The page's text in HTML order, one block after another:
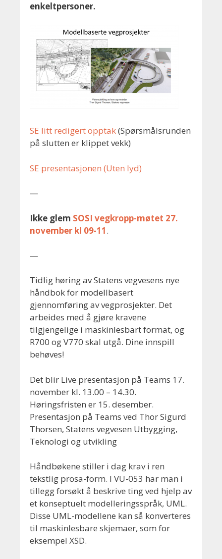
enkeltpersoner.
SE litt redigert opptak(Spørsmålsrunden
på slutten er klippet vekk)
SE presentasjonen (Uten lyd)
—
Ikke glem SOSI vegkropp-møtet 27.
november kl 09-11.
—
Tidlig høring av Statens vegvesens nye
håndbok for modellbasert
gjennomføring av vegprosjekter. Det
arbeides med å gjøre kravene
tilgjengelige i maskinlesbart format, og
R700 og V770 skal utgå. Dine innspill
behøves!
Det blir Live presentasjon på Teams 17.
november kl. 13.00 – 14.30.
Høringsfristen er 15. desember.
Presentasjon på Teams ved Thor Sigurd
Thorsen, Statens vegvesen Utbygging,
Teknologi og utvikling
Håndbøkene stiller i dag krav i ren
tekstlig prosa-form. I VU-053 har man i
tillegg forsøkt å beskrive ting ved hjelp av
et konseptuelt modelleringsspråk, UML.
Disse UML-modellene kan så konverteres
til maskinlesbare skjemaer, som for
eksempel XSD.